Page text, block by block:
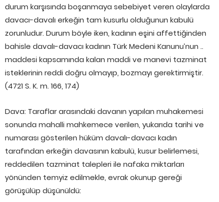
durum karşısında boşanmaya sebebiyet veren olaylarda
davacı-davalı erkeğin tam kusurlu olduğunun kabulü
zorunludur. Durum böyle iken, kadının eşini affettiğinden
bahisle davalı-davacı kadının Türk Medeni Kanunu’nun ..
maddesi kapsamında kalan maddi ve manevi tazminat
isteklerinin reddi doğru olmayıp, bozmayı gerektirmiştir.
(4721 S. K. m. 166, 174)
Dava: Taraflar arasındaki davanın yapılan muhakemesi
sonunda mahalli mahkemece verilen, yukarıda tarihi ve
numarası gösterilen hüküm davalı-davacı kadın
tarafından erkeğin davasının kabulü, kusur belirlemesi,
reddedilen tazminat talepleri ile nafaka miktarları
yönünden temyiz edilmekle, evrak okunup gereği
görüşülüp düşünüldü: